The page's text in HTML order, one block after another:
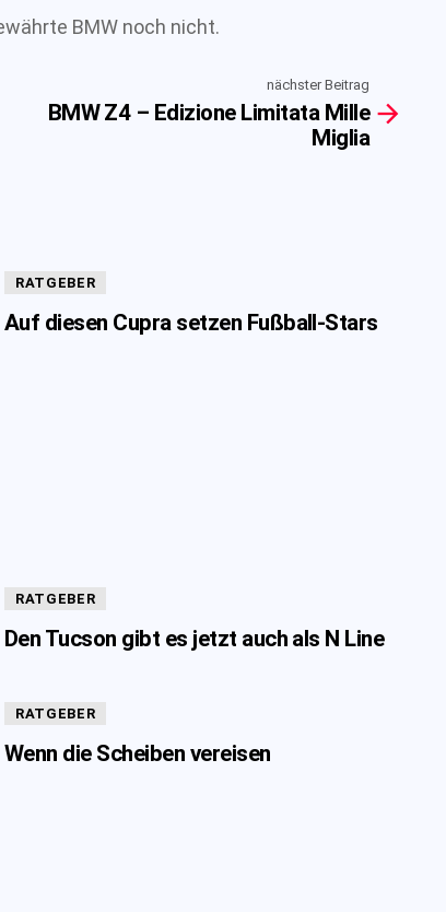
BMW noch nicht.
nächster Beitrag
BMW Z4 – Edizione Limitata Mille
Miglia
RATGEBER
Auf diesen Cupra setzen Fußball-Stars
RATGEBER
Den Tucson gibt es jetzt auch als N Line
RATGEBER
Wenn die Scheiben vereisen